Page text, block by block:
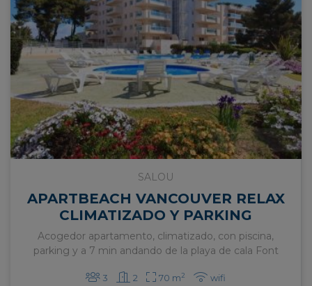
SALOU
APARTBEACH VANCOUVER RELAX
CLIMATIZADO Y PARKING
Acogedor apartamento, climatizado, con piscina,
parking y a 7 min andando de la playa de cala Font
3 2 70 m2 wifi